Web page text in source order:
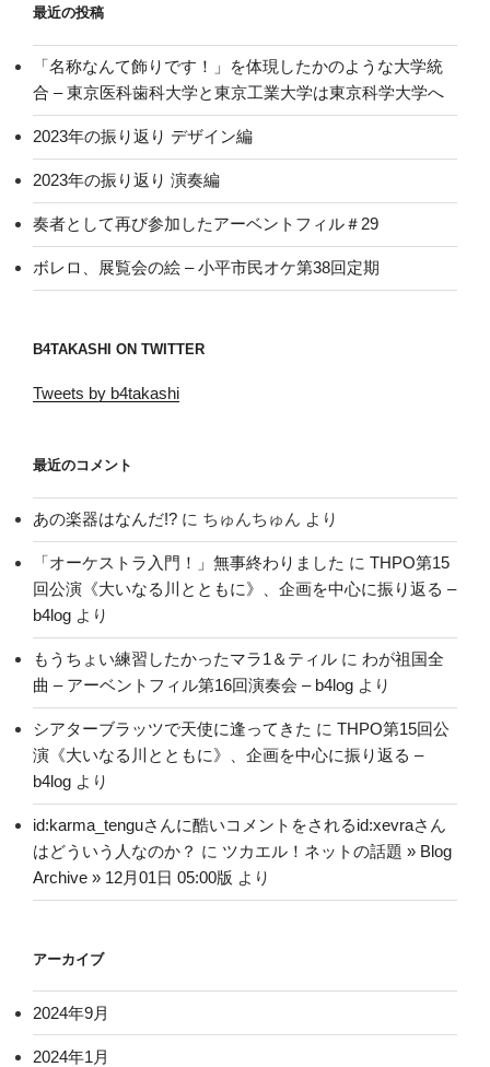
最近の投稿
「名称なんて飾りです！」を体現したかのような大学統
合 – 東京医科歯科大学と東京工業大学は東京科学大学へ
2023年の振り返り デザイン編
2023年の振り返り 演奏編
奏者として再び参加したアーベントフィル＃29
ボレロ、展覧会の絵 – 小平市民オケ第38回定期
B4TAKASHI ON TWITTER
Tweets by b4takashi
最近のコメント
あの楽器はなんだ!? に ちゅんちゅん より
「オーケストラ入門！」無事終わりました に THPO第15
回公演《大いなる川とともに》、企画を中心に振り返る –
b4log より
もうちょい練習したかったマラ1＆ティル に わが祖国全
曲 – アーベントフィル第16回演奏会 – b4log より
シアターブラッツで天使に逢ってきた に THPO第15回公
演《大いなる川とともに》、企画を中心に振り返る –
b4log より
id:karma_tenguさんに酷いコメントをされるid:xevraさん
はどういう人なのか？ に ツカエル！ネットの話題 » Blog
Archive » 12月01日 05:00版 より
アーカイブ
2024年9月
2024年1月